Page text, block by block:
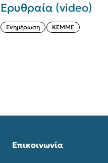
Ερυθραία (video)
Ενημέρωση ΚΕΜΜΕ
Επικοινωνία